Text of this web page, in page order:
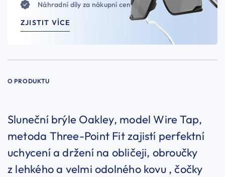
Náhradní díly za nákupní ceny
ZJISTIT VÍCE
O PRODUKTU
Sluneční brýle Oakley, model Wire Tap,
metoda Three-Point Fit zajistí perfektní
uchycení a držení na obličeji, obroučky
z lehkého a velmi odolného kovu , čočky